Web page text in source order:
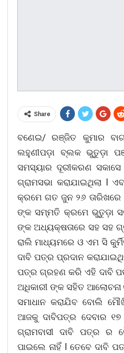
Share
ବଣେଇ/ ରଞ୍ଜିତ କୁମାର
ଲହୁଣୀପଡ଼ା ବ୍ଲକ ଭୁତୁଡ଼ା
ସମସ୍ୟାର ଦୂରୀକରଣ
ଗ୍ରାମସଭା କରାଯାଇଥିଲା l
କ୍ରମେ ଗତ ଜୁନ ୨୬ ତାରିଖରେ
ଙ୍କ ସମ୍ମତି କ୍ରମେ ଭୁତୁଡ଼ା
ଙ୍କ ଅଧ୍ୟକ୍ଷତାରେ ସହ ସହ
ରାଲି ମାଧ୍ୟମରେ ଓ ଏମ ସି
ଦାବି ପତ୍ର ପ୍ରଦାନ
ପତ୍ର ଗ୍ରହଣ କରି ଏହି ଦାବି
ଅଧିକାରୀ ଙ୍କ ସହିତ
ସମାଧାନ କରାଯିବ ବୋଲି
ଆଜକୁ ଦାବିପତ୍ର ଦେବାର
ଗ୍ରାମବାସୀ ଦାବି ପତ୍ର ର
ପାଇଲେ ନାହିଁ l ତେବେ ଦାବି